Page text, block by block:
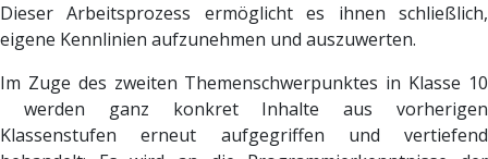
Dieser Arbeitsprozess ermöglicht es ihnen schließlich,
eigene Kennlinien aufzunehmen und auszuwerten.
Im Zuge des zweiten Themenschwerpunktes in Klasse 10
werden ganz konkret Inhalte aus vorherigen
Klassenstufen erneut aufgegriffen und vertiefend